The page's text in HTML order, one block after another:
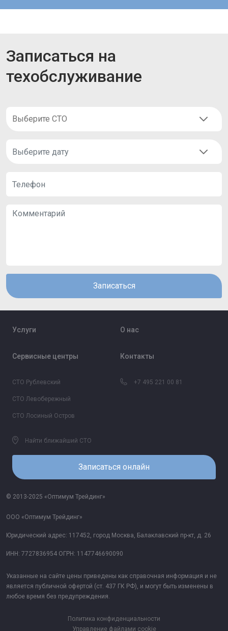
Записаться на
техобслуживание
Записаться
Услуги О нас
Сервисные центры
СТО Рублевский
СТО Левобережный
СТО Лосиный Остров
Найти ближайший СТО
Контакты
+7 495 221 00 81
Записаться онлайн
© 2013-2025 «Оптимум Трейдинг»
ООО «Оптимум Трейдинг»
Юридический адрес: 117452, город Москва, Балаклавский пр-кт, д. 26
ИНН: 7727836954 ОГРН: 1147746690090
Указанные на сайте цены приведены как справочная информация и не
является публичной офертой (ст. 437 ГК РФ), и могут быть изменены в
любое время без предупреждения.
Политика конфиденциальности
Управление файлами cookie